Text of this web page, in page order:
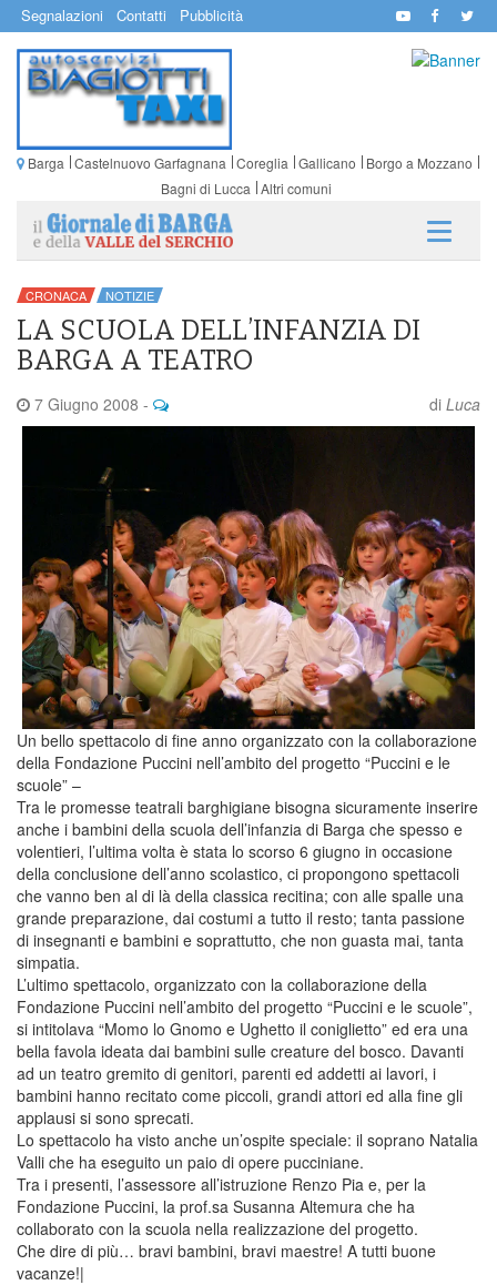
Segnalazioni Contatti Pubblicità
Barga Castelnuovo Garfagnana Coreglia Gallicano
Borgo a Mozzano
Bagni di Lucca Altri comuni
CRONACA NOTIZIE
LA SCUOLA DELL’INFANZIA DI
BARGA A TEATRO
7 Giugno 2008 - di Luca
Un bello spettacolo di fine anno organizzato con la collaborazione
della Fondazione Puccini nell’ambito del progetto “Puccini e le
scuole” –
Tra le promesse teatrali barghigiane bisogna sicuramente inserire
anche i bambini della scuola dell’infanzia di Barga che spesso e
volentieri, l’ultima volta è stata lo scorso 6 giugno in occasione
della conclusione dell’anno scolastico, ci propongono spettacoli
che vanno ben al di là della classica recitina; con alle spalle una
grande preparazione, dai costumi a tutto il resto; tanta passione
di insegnanti e bambini e soprattutto, che non guasta mai, tanta
simpatia.
L’ultimo spettacolo, organizzato con la collaborazione della
Fondazione Puccini nell’ambito del progetto “Puccini e le scuole”,
si intitolava “Momo lo Gnomo e Ughetto il coniglietto” ed era una
bella favola ideata dai bambini sulle creature del bosco. Davanti
ad un teatro gremito di genitori, parenti ed addetti ai lavori, i
bambini hanno recitato come piccoli, grandi attori ed alla fine gli
applausi si sono sprecati.
Lo spettacolo ha visto anche un’ospite speciale: il soprano Natalia
Valli che ha eseguito un paio di opere pucciniane.
Tra i presenti, l’assessore all’istruzione Renzo Pia e, per la
Fondazione Puccini, la prof.sa Susanna Altemura che ha
collaborato con la scuola nella realizzazione del progetto.
Che dire di più… bravi bambini, bravi maestre! A tutti buone
vacanze!|